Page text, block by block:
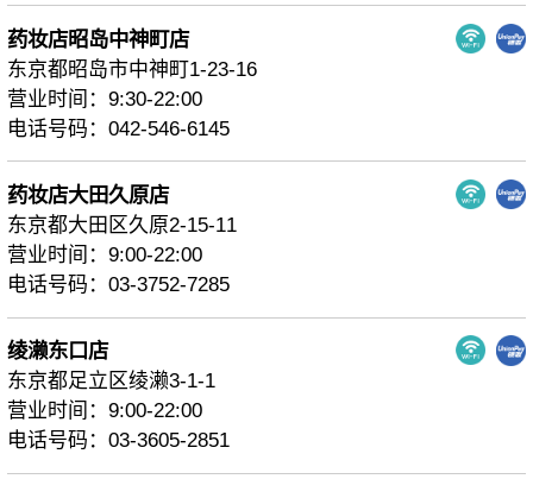
药妆店昭岛中神町店
东京都昭岛市中神町1-23-16
营业时间：9:30-22:00
电话号码：042-546-6145
药妆店大田久原店
东京都大田区久原2-15-11
营业时间：9:00-22:00
电话号码：03-3752-7285
绫濑东口店
东京都足立区绫濑3-1-1
营业时间：9:00-22:00
电话号码：03-3605-2851